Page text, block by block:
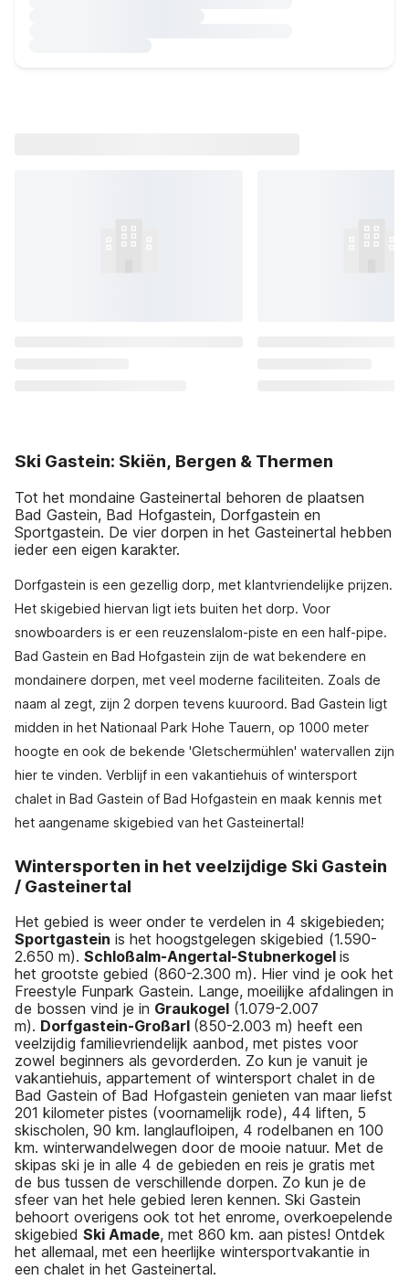
Ski Gastein: Skiën, Bergen & Thermen
Tot het mondaine Gasteinertal behoren de plaatsen
Bad Gastein, Bad Hofgastein, Dorfgastein en
Sportgastein. De vier dorpen in het Gasteinertal hebben
ieder een eigen karakter.
Dorfgastein is een gezellig dorp, met klantvriendelijke prijzen.
Het skigebied hiervan ligt iets buiten het dorp. Voor
snowboarders is er een reuzenslalom-piste en een half-pipe.
Bad Gastein en Bad Hofgastein zijn de wat bekendere en
mondainere dorpen, met veel moderne faciliteiten. Zoals de
naam al zegt, zijn 2 dorpen tevens kuuroord. Bad Gastein ligt
midden in het Nationaal Park Hohe Tauern, op 1000 meter
hoogte en ook de bekende 'Gletschermühlen' watervallen zijn
hier te vinden. Verblijf in een vakantiehuis of wintersport
chalet in Bad Gastein of Bad Hofgastein en maak kennis met
het aangename skigebied van het Gasteinertal!
Wintersporten in het veelzijdige Ski Gastein
/ Gasteinertal
Het gebied is weer onder te verdelen in 4 skigebieden;
Sportgastein is het hoogstgelegen skigebied (1.590-
2.650 m). Schloßalm-Angertal-Stubnerkogel is
het grootste gebied (860-2.300 m). Hier vind je ook het
Freestyle Funpark Gastein. Lange, moeilijke afdalingen in
de bossen vind je in Graukogel (1.079-2.007
m). Dorfgastein-Großarl (850-2.003 m) heeft een
veelzijdig familievriendelijk aanbod, met pistes voor
zowel beginners als gevorderden. Zo kun je vanuit je
vakantiehuis, appartement of wintersport chalet in de
Bad Gastein of Bad Hofgastein genieten van maar liefst
201 kilometer pistes (voornamelijk rode), 44 liften, 5
skischolen, 90 km. langlaufloipen, 4 rodelbanen en 100
km. winterwandelwegen door de mooie natuur. Met de
skipas ski je in alle 4 de gebieden en reis je gratis met
de bus tussen de verschillende dorpen. Zo kun je de
sfeer van het hele gebied leren kennen. Ski Gastein
behoort overigens ook tot het enrome, overkoepelende
skigebied Ski Amade, met 860 km. aan pistes! Ontdek
het allemaal, met een heerlijke wintersportvakantie in
een chalet in het Gasteinertal.